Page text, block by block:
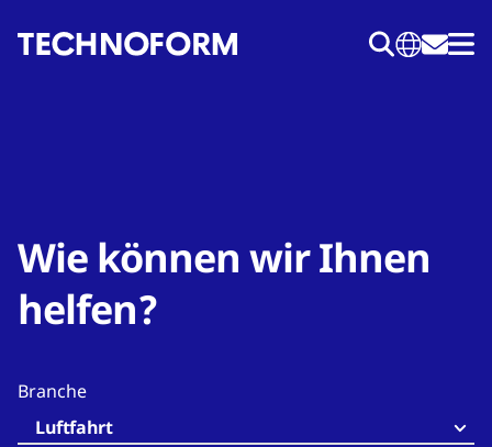
zum
Wie können wir Ihnen
helfen?
Branche
Luftfahrt